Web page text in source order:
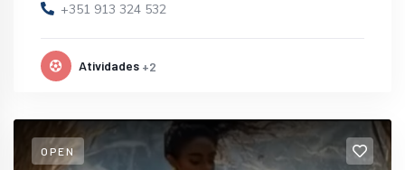
+351 913 324 532
Atividades +2
OPEN